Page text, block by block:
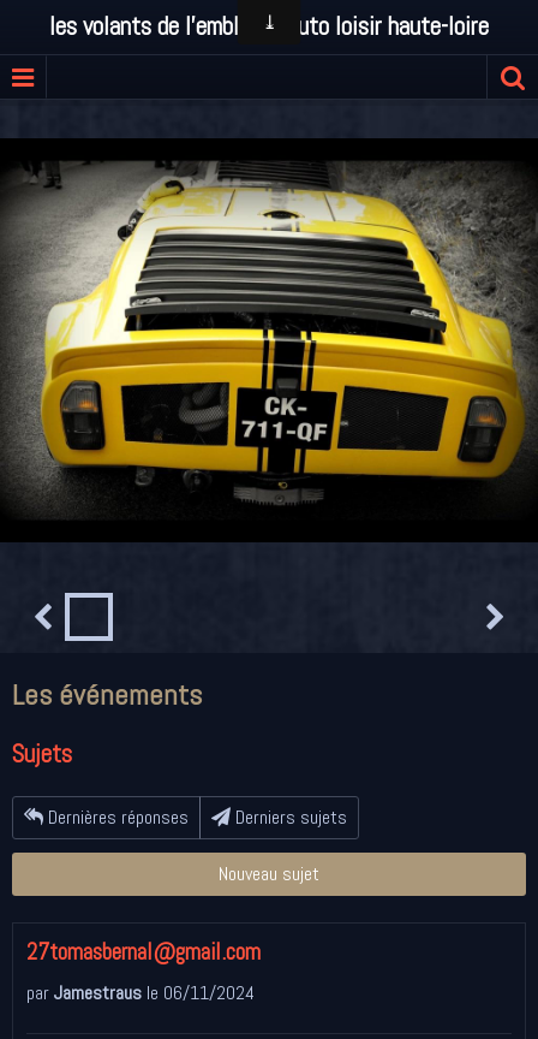
les volants de l'emblavez auto loisir haute-loire
Les événements
Sujets
Dernières réponses Derniers sujets
Nouveau sujet
27tomasbernal@gmail.com
parJamestraus le 06/11/2024